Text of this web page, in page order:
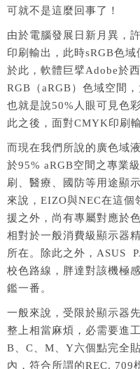
可就不是這麼回事了！
由於電腦發展日新月異，
印刷輸出，此時sRGB色
於此，軟體巨擘Adobe於
RGB（aRGB）色域空間
也就是說50%人眼可見色
此之後，面對CMYK印刷
而現在我們所說的廣色域
於95% aRGB空間之專業
刷、醫療、國防等用途顯
來說，EIZO與NEC在這個
援之外，尚有專屬對應於
相對於一般消費級顯示器
所在。除此之外，ASUS
校色路線，胖達對該機極
鑑一番。
一般來說，受限於顯示器
整上相當麻煩，必需要進
B、C、M、Y六個點完全
內，符合所謂的REC. 709